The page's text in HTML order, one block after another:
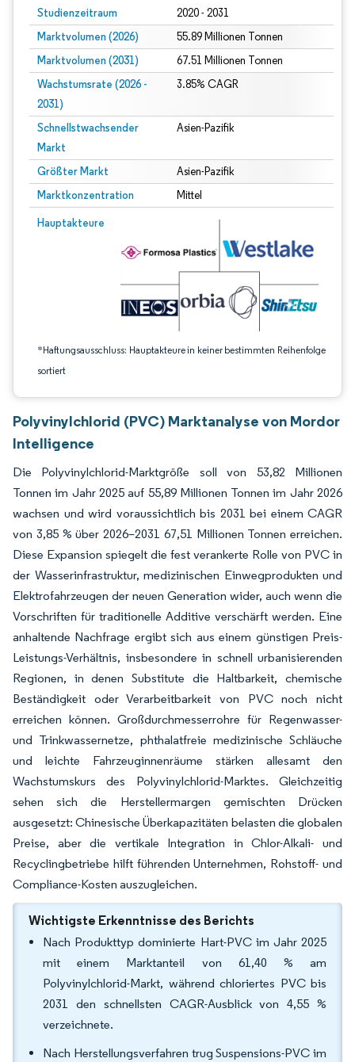
Studienzeitraum 2020 - 2031
Marktvolumen (2026) 55.89 Millionen Tonnen
Marktvolumen (2031) 67.51 Millionen Tonnen
Wachstumsrate (2026 -
2031)
3.85% CAGR
Schnellstwachsender
Markt
Asien-Pazifik
Größter Markt Asien-Pazifik
Marktkonzentration Mittel
Hauptakteure
*Haftungsausschluss: Hauptakteure in keiner bestimmten Reihenfolge
sortiert
Bild © Mordor Intelligence. Wiederverwendung erfordert Namensnennung
Polyvinylchlorid (PVC) Marktanalyse von Mordor
Intelligence
Die Polyvinylchlorid-Marktgröße soll von 53,82 Millionen
Tonnen im Jahr 2025 auf 55,89 Millionen Tonnen im Jahr 2026
wachsen und wird voraussichtlich bis 2031 bei einem CAGR
von 3,85 % über 2026–2031 67,51 Millionen Tonnen erreichen.
Diese Expansion spiegelt die fest verankerte Rolle von PVC in
der Wasserinfrastruktur, medizinischen Einwegprodukten und
Elektrofahrzeugen der neuen Generation wider, auch wenn die
Vorschriften für traditionelle Additive verschärft werden. Eine
anhaltende Nachfrage ergibt sich aus einem günstigen Preis-
Leistungs-Verhältnis, insbesondere in schnell urbanisierenden
Regionen, in denen Substitute die Haltbarkeit, chemische
Beständigkeit oder Verarbeitbarkeit von PVC noch nicht
erreichen können. Großdurchmesserrohre für Regenwasser-
und Trinkwassernetze, phthalatfreie medizinische Schläuche
und leichte Fahrzeuginnenräume stärken allesamt den
Wachstumskurs des Polyvinylchlorid-Marktes. Gleichzeitig
sehen sich die Herstellermargen gemischten Drücken
ausgesetzt: Chinesische Überkapazitäten belasten die globalen
Preise, aber die vertikale Integration in Chlor-Alkali- und
Recyclingbetriebe hilft führenden Unternehmen, Rohstoff- und
Compliance-Kosten auszugleichen.
Wichtigste Erkenntnisse des Berichts
Nach Produkttyp dominierte Hart-PVC im Jahr 2025
mit einem Marktanteil von 61,40 % am
Polyvinylchlorid-Markt, während chloriertes PVC bis
2031 den schnellsten CAGR-Ausblick von 4,55 %
verzeichnete.
Nach Herstellungsverfahren trug Suspensions-PVC im